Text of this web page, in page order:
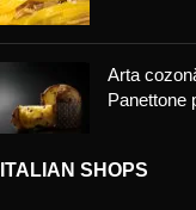
Arta
Panettone
ITALIAN SHOPS